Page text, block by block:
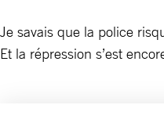
Je savais que la police
Et la répression s’est